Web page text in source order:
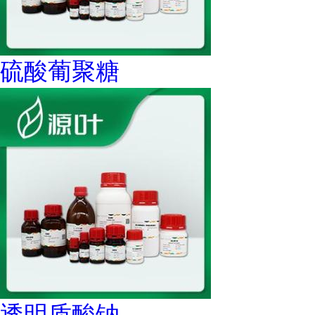
硫酸葡聚糖